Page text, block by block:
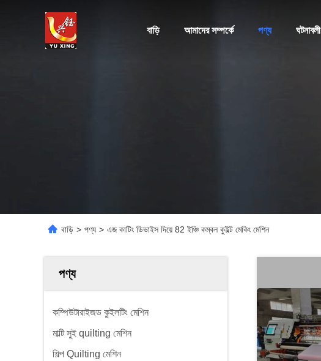
বাড়ি আমাদের সম্পর্কে পণ্য ঘটনাবলী
বাড়ি > পণ্য > এজ কাটিং ডিভাইস দিয়ে 82 ইঞ্চি কম্বল কুইল্ট মেকিং মেশিন
পণ্য
কম্পিউটারাইজড কুইলটিং মেশিন
মাল্টি সুই quilting মেশিন
শিল্প Quilting মেশিন